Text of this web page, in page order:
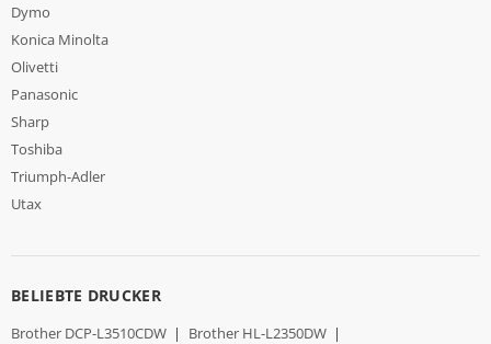
Dymo
Konica Minolta
Olivetti
Panasonic
Sharp
Toshiba
Triumph-Adler
Utax
BELIEBTE DRUCKER
Brother DCP-L3510CDW | Brother HL-L2350DW |